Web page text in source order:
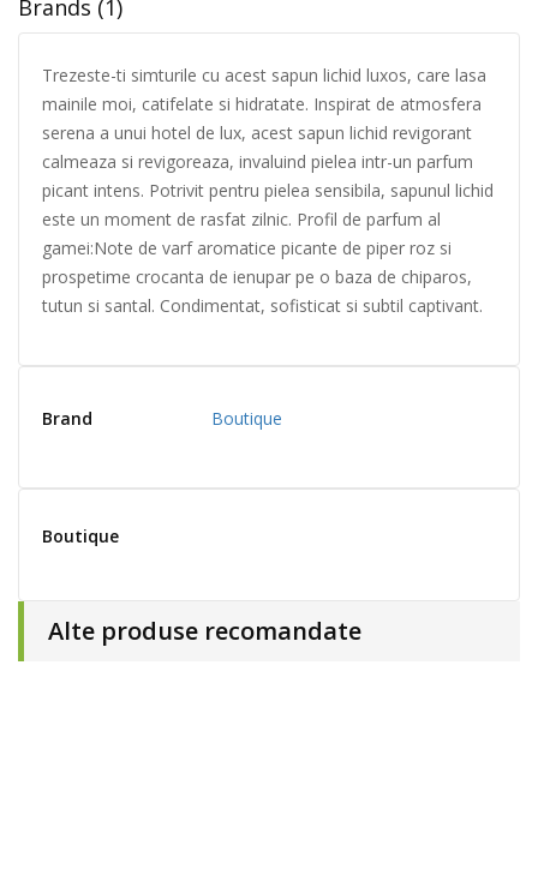
Brands (1)
Trezeste-ti simturile cu acest sapun lichid luxos, care lasa
mainile moi, catifelate si hidratate. Inspirat de atmosfera
serena a unui hotel de lux, acest sapun lichid revigorant
calmeaza si revigoreaza, invaluind pielea intr-un parfum
picant intens. Potrivit pentru pielea sensibila, sapunul lichid
este un moment de rasfat zilnic. Profil de parfum al
gamei:Note de varf aromatice picante de piper roz si
prospetime crocanta de ienupar pe o baza de chiparos,
tutun si santal. Condimentat, sofisticat si subtil captivant.
Brand Boutique
Boutique
Alte produse recomandate